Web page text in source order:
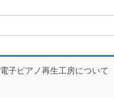
電子ピアノ再生工房について